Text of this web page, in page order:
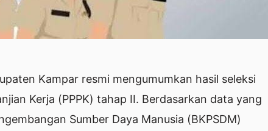
Kampar resmi mengumumkan hasil seleksi
Kerja (PPPK) tahap II. Berdasarkan data yang
Sumber Daya Manusia (BKPSDM)